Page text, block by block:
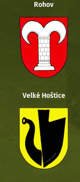
Rohov
Velké Hoštice